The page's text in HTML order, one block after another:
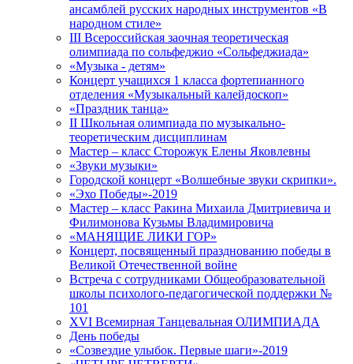
ансамблей русских народных инструментов «В
народном стиле»
III Всероссийская заочная теоретическая
олимпиада по сольфеджио «Сольфеджиада»
«Музыка - детям»
Концерт учащихся 1 класса фортепианного
отделения «Музыкальный калейдоскоп»
«Праздник танца»
II Школьная олимпиада по музыкально-
теоретическим дисциплинам
Мастер – класс Сторожук Елены Яковлевны
«Звуки музыки»
Городской концерт «Волшебные звуки скрипки».
«Эхо Победы»-2019
Мастер – класс Ракина Михаила Дмитриевича и
Филимонова Кузьмы Владимировича
«МАНЯЩИЕ ЛИКИ ГОР»
Концерт, посвященный празднованию победы в
Великой Отечественной войне
Встреча с сотрудниками Общеобразовательной
школы психолого-педагогической поддержки №
101
XVI Всемирная Танцевальная ОЛИМПИАДА
День победы
«Созвездие улыбок. Первые шаги»-2019